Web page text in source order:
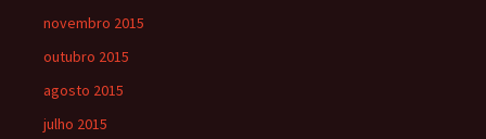
novembro 2015
outubro 2015
agosto 2015
julho 2015